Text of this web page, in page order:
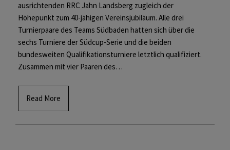
ausrichtenden RRC Jahn Landsberg zugleich der
Höhepunkt zum 40-jähigen Vereinsjubiläum. Alle drei
Turnierpaare des Teams Südbaden hatten sich über die
sechs Turniere der Südcup-Serie und die beiden
bundesweiten Qualifikationsturniere letztlich qualifiziert.
Zusammen mit vier Paaren des…
Read More